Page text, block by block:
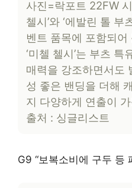
사진=락포트 22FW
첼시’와 ‘에발린 톨 부
벤트 품목에 포함되
‘미첼 첼시’는 부츠
매력을 강조하면서도
성 좋은 밴딩을 더해
지 다양하게 연출이
출처 : 싱글리스트
G9 “보복소비에 구두 등